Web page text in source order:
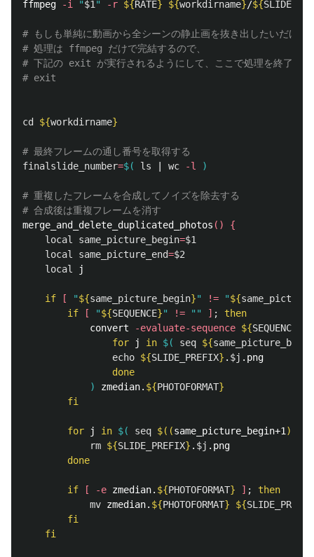
ffmpeg -i "$1 " -r ${RATE} ${workdirname}/${
# もしも単純に動画から全シーンの静止画を抜き出したいだけな
# 処理は ffmpeg だけで完結するので、
# 下記の exit が実行されるようにして、ここで処理を終了させ
# exit
cd ${workdirname}
# 最終フレームの通し番号を取得する
finalslide_number=$( ls wc -l )
# 重複したフレームを合成してノイズを除去する
# 合成後は重複フレームを消す
merge_and_delete_duplicated_photos ()
{
local same_picture_begin=$1
local same_picture_end=$2
local
j
if [ "${same_picture_begin}" != "${
        if
[ "${SEQUENCE}" != "" ] ;
then
convert
-evaluate-sequence ${SEQUENCE
for
j in $( seq ${same_picture_begin
echo ${SLIDE_PREFIX} . $j .png
done
)
zmedian. ${PHOTOFORMAT}
fi
        for
j in $( seq $((same_picture_begin+1 ))
rm ${SLIDE_PREFIX} . $j .png
done
        if
[ -e zmedian. ${PHOTOFORMAT} ] ;
then
mv zmedian. ${PHOTOFORMAT} ${SLIDE_PREFIX
fi
    fi